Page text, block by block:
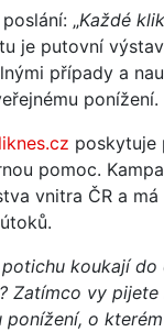
„Každé
je putovní
případy a
ponížení.
poskytuje
pomoc.
vnitra ČR a
koukají
Zatímco vy
ponížení, o